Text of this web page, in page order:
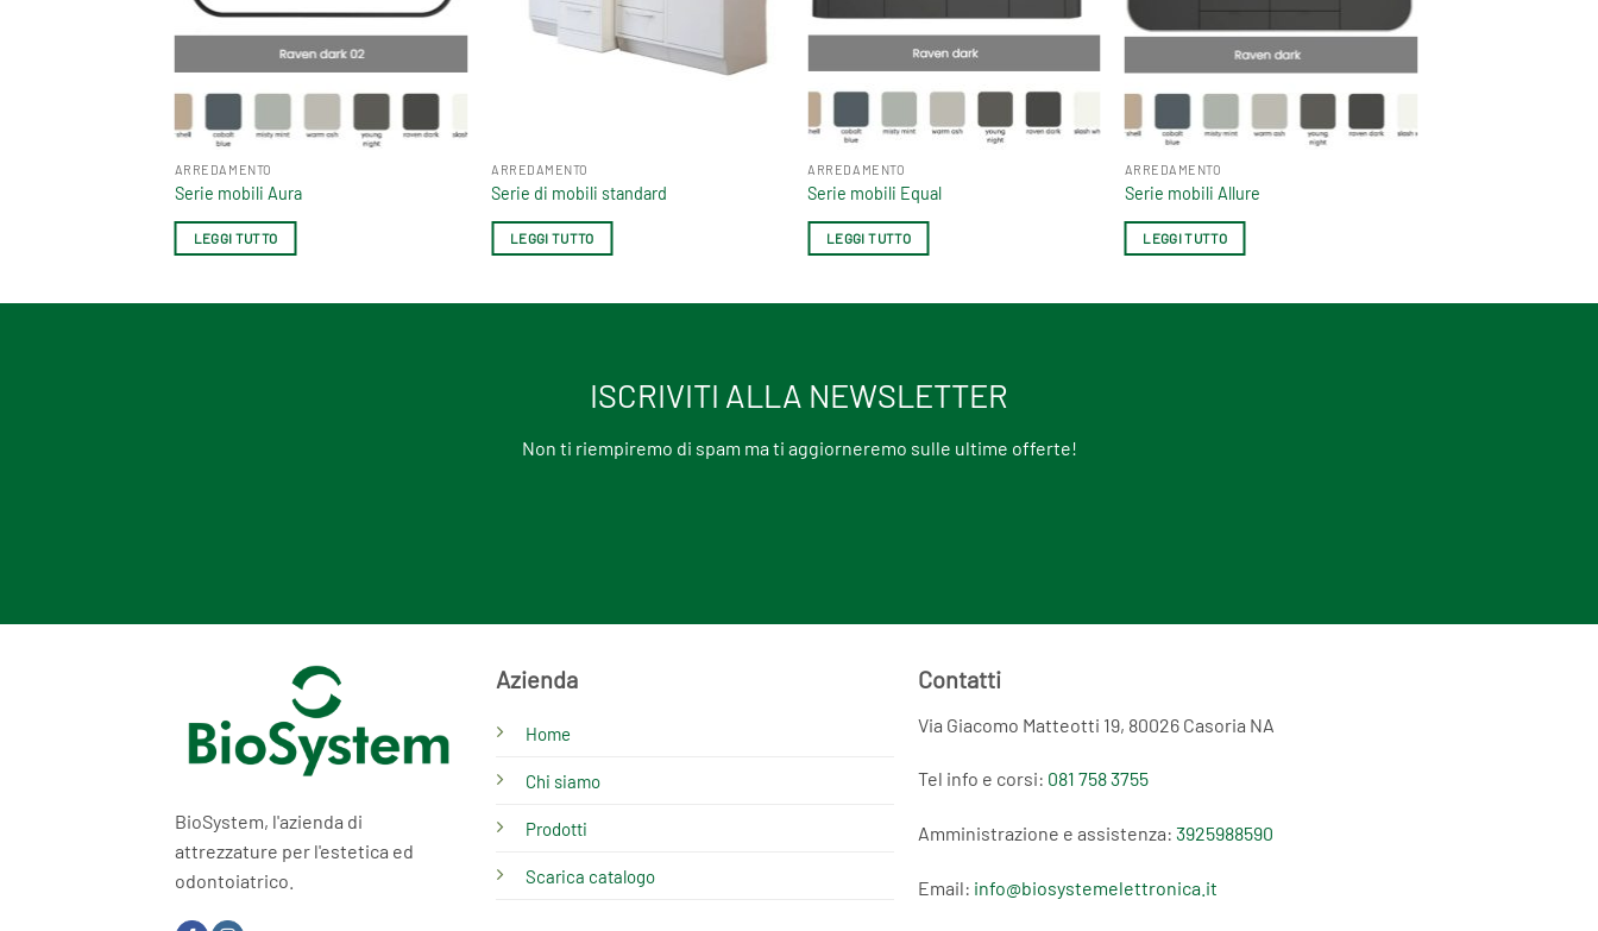
ARREDAMENTO
Serie mobili Aura
LEGGI TUTTO
ARREDAMENTO
Serie di mobili standard
LEGGI TUTTO
ARREDAMENTO
Serie mobili Equal
LEGGI TUTTO
ARREDAMENTO
Serie mobili Allure
LEGGI TUTTO
ISCRIVITI ALLA NEWSLETTER
Non ti riempiremo di spam ma ti aggiorneremo sulle ultime offerte!
BioSystem, l'azienda di
attrezzature per l'estetica ed
odontoiatrico.
Azienda
Home
Chi siamo
Prodotti
Scarica catalogo
Contatti
Via Giacomo Matteotti 19, 80026 Casoria NA
Tel info e corsi: 081 758 3755
Amministrazione e assistenza: 3925988590
Email: info@biosystemelettronica.it